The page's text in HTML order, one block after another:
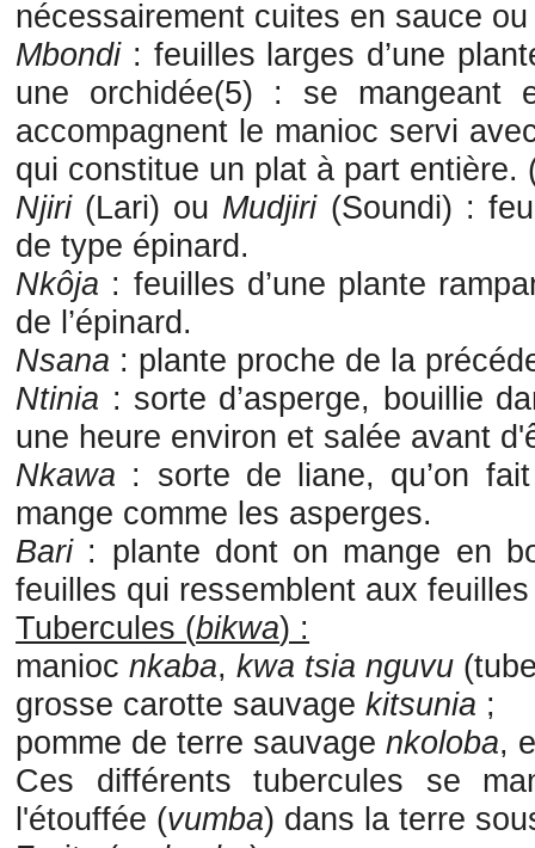
nécessairement cuites en sauce
Mbondi: feuilles larges d’une
une orchidée(5) : se mangeant
accompagnent le manioc servi
qui constitue un plat à part entière.
Njiri(Lari) ou Mudjiri(Soundi) :
de type épinard.
Nkôja : feuilles d’une plante
de l’épinard.
Nsana : plante proche de la
Ntinia : sorte d’asperge, bouillie
une heure environ et salée avant
Nkawa : sorte de liane, qu’on
mange comme les asperges.
Bari : plante dont on mange en
feuilles qui ressemblent aux
Tubercules (bikwa) :
maniocnkaba,kwa tsia nguvu
grosse carotte sauvagekitsunia ;
pomme de terre sauvagenkoloba,
Ces différents tubercules se
l'étouffée (vumba) dans la terre